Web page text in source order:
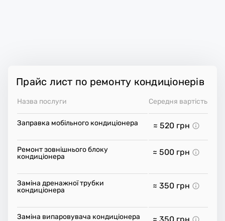
Прайс лист по ремонту кондиціонерів
Назва послуги Середня вартість
Заправка мобільного кондиціонера ≈ 520 грн
Ремонт зовнішнього блоку
кондиціонера
≈ 500 грн
Заміна дренажної трубки
кондиціонера
≈ 350 грн
Заміна випаровувача кондиціонера ≈ 350 грн